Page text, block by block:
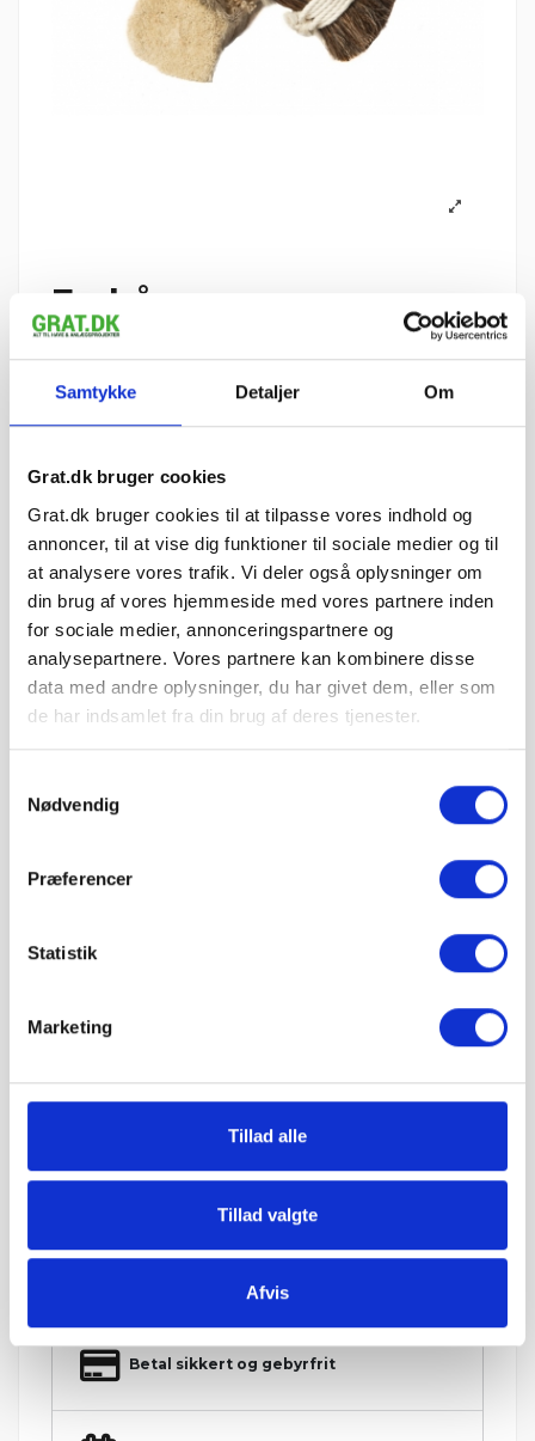
Samtykke Detaljer Om
Grat.dk bruger cookies
Grat.dk bruger cookies til at tilpasse vores indhold og
annoncer, til at vise dig funktioner til sociale medier og til
at analysere vores trafik. Vi deler også oplysninger om
din brug af vores hjemmeside med vores partnere inden
for sociale medier, annonceringspartnere og
analysepartnere. Vores partnere kan kombinere disse
data med andre oplysninger, du har givet dem, eller som
de har indsamlet fra din brug af deres tjenester.
Nødvendig
Præferencer
Statistik
Marketing
Tillad alle
Tillad valgte
Afvis
Fæhår
Reference
Vi leverer Fæhår i hele Danmark inden for 1-3 hverdage
1 stk.
I ALT 377,00 kr. inkl. moms
📦 Forventet levering:fre 7. august – tir 11.
august
⏱ Bestil inden kl. 12 —
— så afsendes
din ordre i dag
Sendes med GLS til nærmeste pakkeshop
🚚 Se fragtpris til dit område: Vis
Minimumsbestilling 1 stk.
Hos Grat får du:
mobiltruckpå alle Big Bags.
Betal sikkert og gebyrfrit